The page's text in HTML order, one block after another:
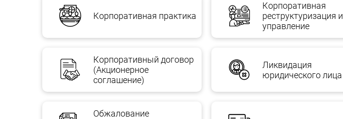
Корпоративная практика
Корпоративная
реструктуризация и
управление
Корпоративный договор
(Акционерное
соглашение)
Ликвидация
юридического лица
Обжалование